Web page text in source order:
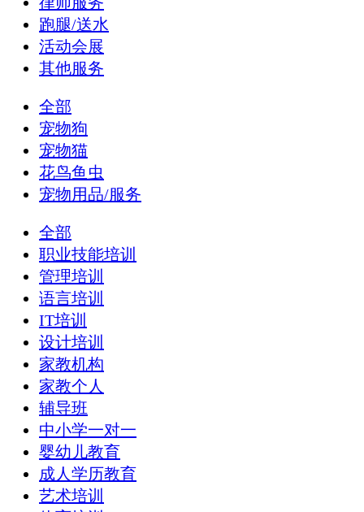
跑腿/送水
活动会展
其他服务
全部
宠物狗
宠物猫
花鸟鱼虫
宠物用品/服务
全部
职业技能培训
管理培训
语言培训
IT培训
设计培训
家教机构
家教个人
辅导班
中小学一对一
婴幼儿教育
成人学历教育
艺术培训